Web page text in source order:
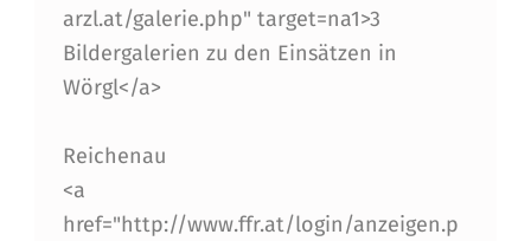
arzl.at/galerie.php" target=na1>3
Bildergalerien zu den Einsätzen in
Wörgl</a>
Reichenau
<a
href="http://www.ffr.at/login/anzeigen.p